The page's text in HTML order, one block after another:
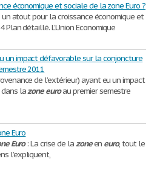
économique et sociale de la zone Euro ?
un atout pour la croissance économique et
Plan détaillé. L’Union Economique
un impact défavorable sur la conjoncture
2011
de l’extérieur) ayant eu un impact
dans lazone euroau premier semestre
Euro
Euro: La crise de lazoneen euro, tout le
l’expliquent,